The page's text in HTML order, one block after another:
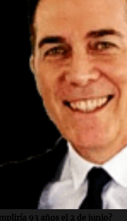
se sugiere escuchar
1969.
obra como una mezcla de
piantado, piantado. No ves
de astronautas y niños
en cada rincón deBuenos
93 años el 2 de junio?